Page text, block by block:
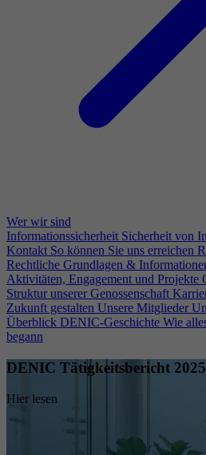
Wer wir sind
Informationssicherheit Sicherheit von
Kontakt So können Sie uns erreichen
Rechtliche Grundlagen &
Aktivitäten, Engagement und Projekte
Struktur unserer Genossenschaft
Zukunft gestalten Unsere Mitglieder
Überblick DENIC-Geschichte Wie
begann
DENIC Tätigkeitsbericht 2025
Hier lesen